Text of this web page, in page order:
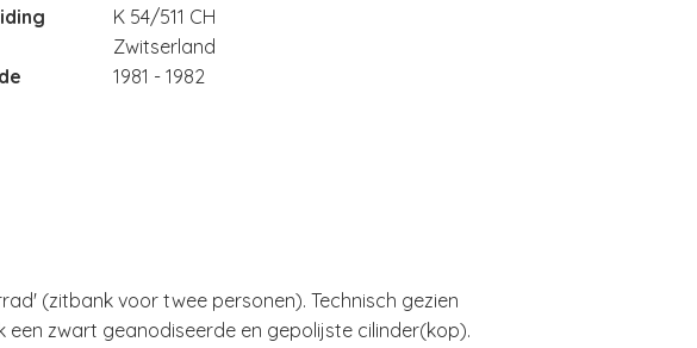
K 54/511 CH
Zwitserland
1981 - 1982
(zitbank voor twee personen). Technisch gezien
een zwart geanodiseerde en gepolijste cilinder(kop).